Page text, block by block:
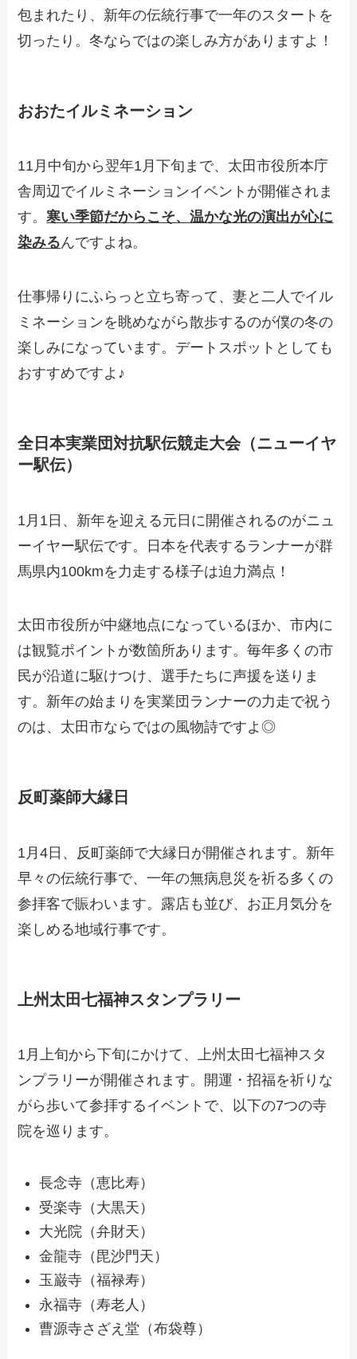
包まれたり、新年の伝統行事で一年のスタートを
切ったり。冬ならではの楽しみ方がありますよ！
おおたイルミネーション
11月中旬から翌年1月下旬まで、太田市役所本庁
舎周辺でイルミネーションイベントが開催されま
す。寒い季節だからこそ、温かな光の演出が心に
染みるんですよね。
仕事帰りにふらっと立ち寄って、妻と二人でイル
ミネーションを眺めながら散歩するのが僕の冬の
楽しみになっています。デートスポットとしても
おすすめですよ♪
全日本実業団対抗駅伝競走大会（ニューイヤ
ー駅伝）
1月1日、新年を迎える元日に開催されるのがニュ
ーイヤー駅伝です。日本を代表するランナーが群
馬県内100kmを力走する様子は迫力満点！
太田市役所が中継地点になっているほか、市内に
は観覧ポイントが数箇所あります。毎年多くの市
民が沿道に駆けつけ、選手たちに声援を送りま
す。新年の始まりを実業団ランナーの力走で祝う
のは、太田市ならではの風物詩ですよ◎
反町薬師大縁日
1月4日、反町薬師で大縁日が開催されます。新年
早々の伝統行事で、一年の無病息災を祈る多くの
参拝客で賑わいます。露店も並び、お正月気分を
楽しめる地域行事です。
上州太田七福神スタンプラリー
1月上旬から下旬にかけて、上州太田七福神スタ
ンプラリーが開催されます。開運・招福を祈りな
がら歩いて参拝するイベントで、以下の7つの寺
院を巡ります。
長念寺（恵比寿）
受楽寺（大黒天）
大光院（弁財天）
金龍寺（毘沙門天）
玉巌寺（福禄寿）
永福寺（寿老人）
曹源寺さざえ堂（布袋尊）